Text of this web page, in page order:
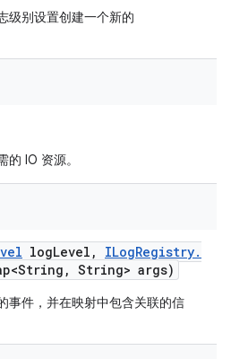
级别设置创建一个新的
IO 资源。
logLevel , ILogRegistry.
, String> args)
事件，并在映射中包含关联的信